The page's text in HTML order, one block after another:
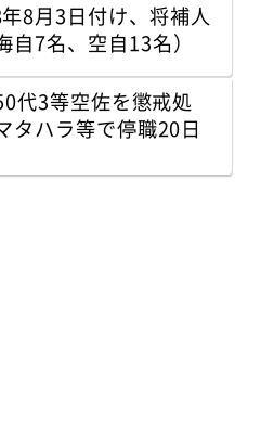
8月3日付け、将補人
自7名、空自13名）
代3等空佐を懲戒処
ハラ等で停職20日